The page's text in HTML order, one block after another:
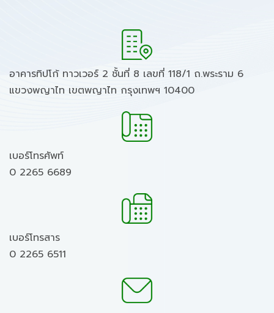
อาคารทิปโก้ ทาวเวอร์ 2 ชั้นที่ 8 เลขที่ 118/1 ถ.พระราม 6
แขวงพญาไท เขตพญาไท กรุงเทพฯ 10400
เบอร์โทรศัพท์
0 2265 6689
เบอร์โทรสาร
0 2265 6511